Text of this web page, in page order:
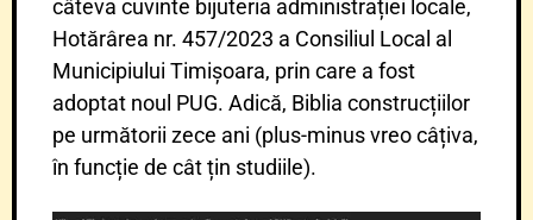
câteva cuvinte bijuteria administrației locale,
Hotărârea nr. 457/2023 a Consiliul Local al
Municipiului Timișoara, prin care a fost
adoptat noul PUG. Adică, Biblia construcțiilor
pe următorii zece ani (plus-minus vreo câțiva,
în funcție de cât țin studiile).